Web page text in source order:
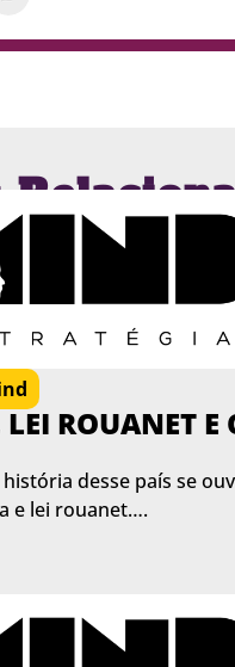
ROUANET E
desse país se
e lei rouanet….